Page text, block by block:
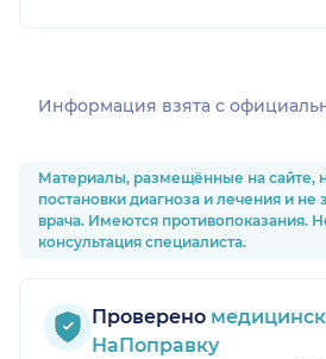
Информация взята c
Материалы, размещённые на сайте,
постановки диагноза и лечения и
врача. Имеются противопоказания.
консультация специалиста.
Проверено
НаПоправку